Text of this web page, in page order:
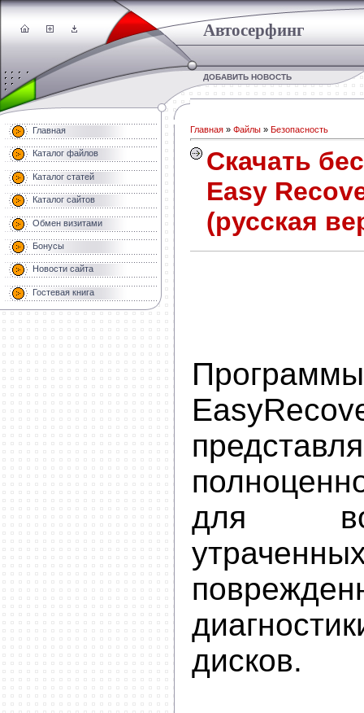
Автосерфинг
ДОБАВИТЬ НОВОСТЬ
Главная
Каталог файлов
Каталог статей
Каталог сайтов
Обмен визитами
Бонусы
Новости сайта
Гостевая книга
Главная » Файлы » Безопасность
Скачать
Easy
(русская
для
дисков.